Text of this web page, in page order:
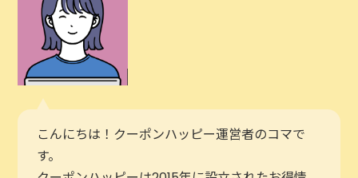
こんにちは！クーポンハッピー運営者のコマで
す。